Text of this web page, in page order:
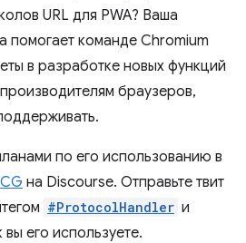
URL для PWA? Ваша
помогает команде Chromium
в разработке новых функций
браузеров,
по его использованию в
на Discourse. Отправьте твит
#ProtocolHandler и
его используете.